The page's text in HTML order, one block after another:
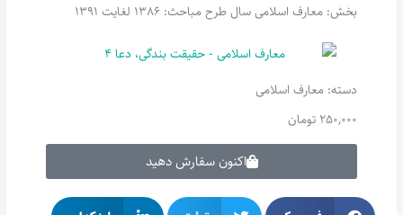
بخش: معارف اسلامی سال طرح مباحث: 1386 لغایت 1391
دسته:معارف اسلامی
250,000 تومان
اکنون سفارش دهید